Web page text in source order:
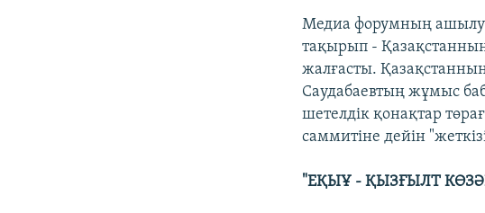
Медиа форумның ашылу
тақырып -
жалғасты.
Саудабаевтың жұмыс
шетелдік қонақтар
саммитіне дейін
"ЕҚЫҰ - ҚЫЗҒЫЛТ